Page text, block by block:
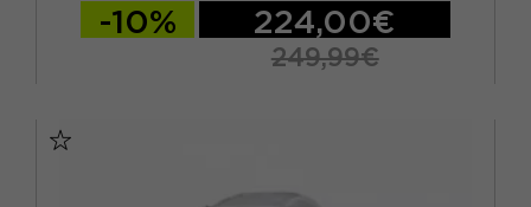
-10% 224,00€
249,99€